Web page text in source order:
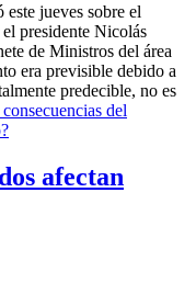
jueves sobre el
presidente Nicolás
de Ministros del área
era previsible debido a
predecible, no es
del
afectan